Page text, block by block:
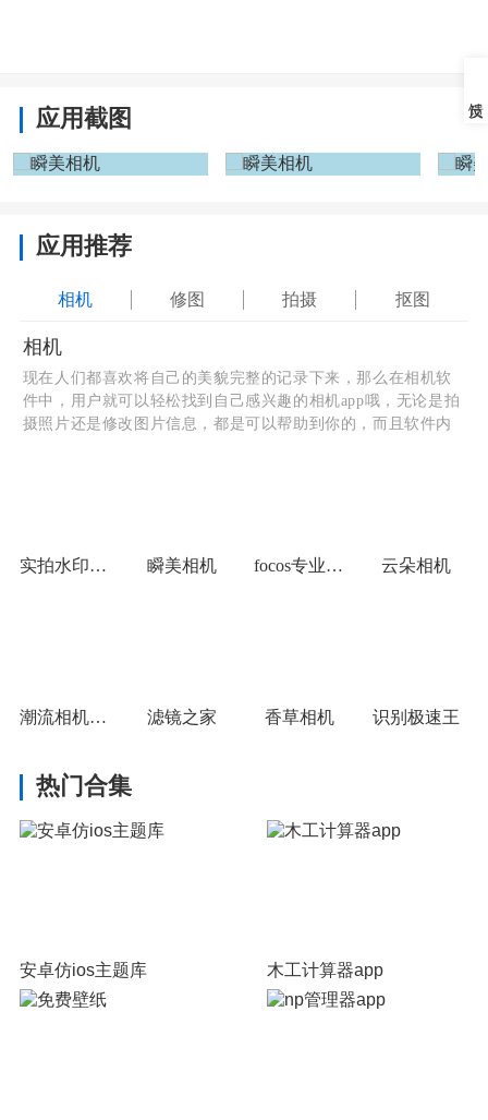
应用截图
应用推荐
相机 修图 拍摄 抠图
相机
现在人们都喜欢将自己的美貌完整的记录下来，那么在相机软
件中，用户就可以轻松找到自己感兴趣的相机app哦，无论是拍
摄照片还是修改图片信息，都是可以帮助到你的，而且软件内
实拍水印相机 瞬美相机 focos专业相机 云朵相机
潮流相机抠图换背景 滤镜之家 香草相机 识别极速王
热门合集
安卓仿ios主题库 木工计算器app